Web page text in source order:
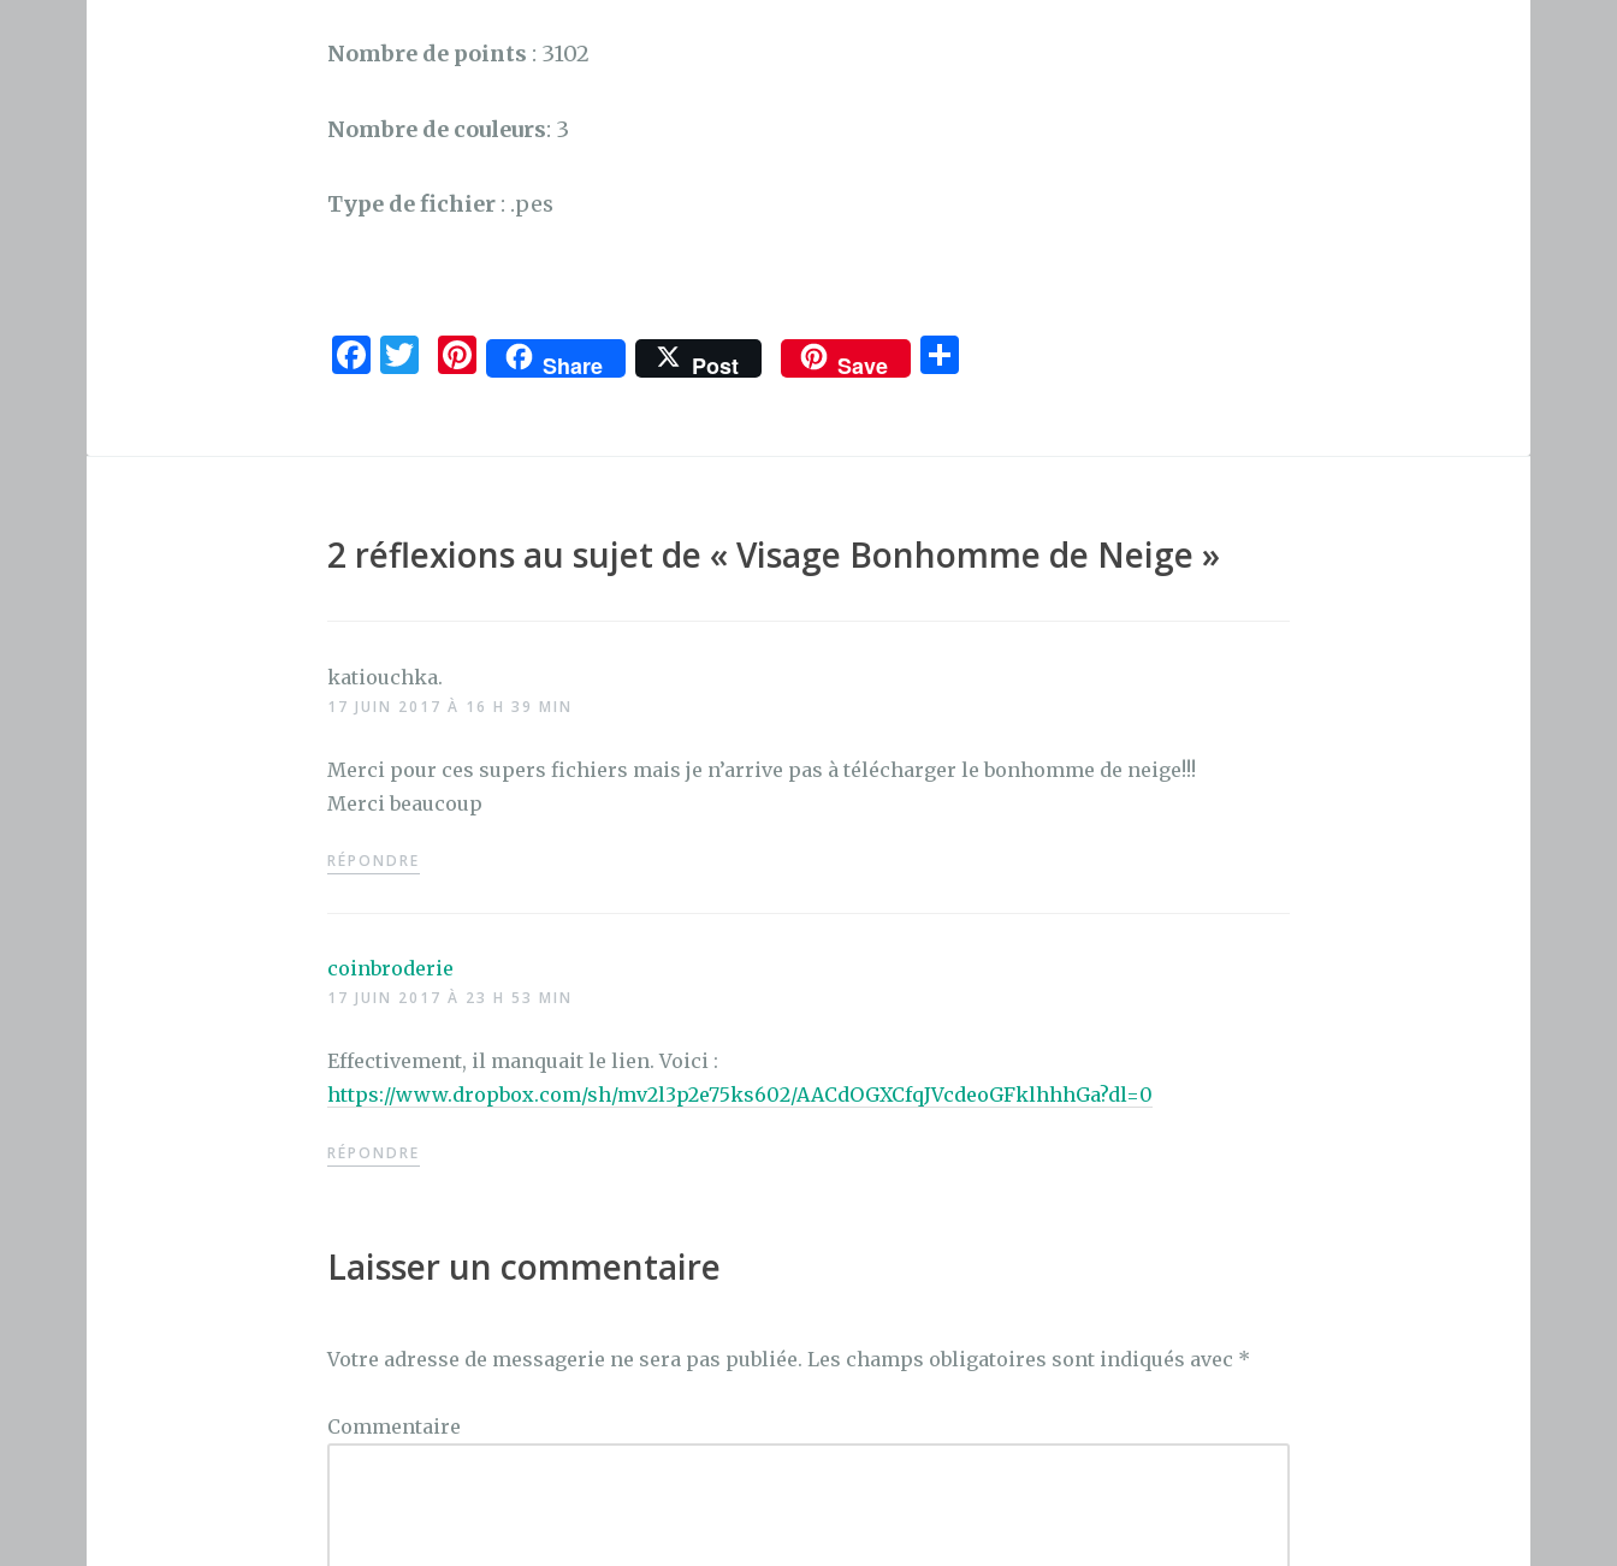
Nombre de points : 3102
Nombre de couleurs: 3
Type de fichier : .pes
F
o
T
Pi
n
Share Post Save
2 réflexions au sujet de « Visage Bonhomme de Neige »
katiouchka.
17 JUIN 2017 À 16 H 39 MIN
Merci pour ces supers fichiers mais je n’arrive pas à télécharger le bonhomme de neige!!!
Merci beaucoup
RÉPONDRE
coinbroderie
17 JUIN 2017 À 23 H 53 MIN
Effectivement, il manquait le lien. Voici :
https://www.dropbox.com/sh/mv2l3p2e75ks602/AACdOGXCfqJVcdeoGFklhhhGa?dl=0
RÉPONDRE
Laisser un commentaire
Votre adresse de messagerie ne sera pas publiée. Les champs obligatoires sont indiqués avec *
Commentaire